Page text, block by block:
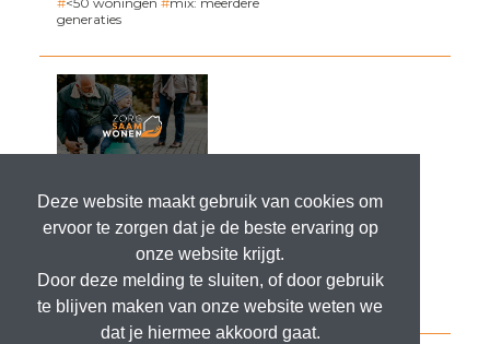
Deze website maakt gebruik van cookies om
ervoor te zorgen dat je de beste ervaring op
onze website krijgt.
Door deze melding te sluiten, of door gebruik
te blijven maken van onze website weten we
dat je hiermee akkoord gaat.